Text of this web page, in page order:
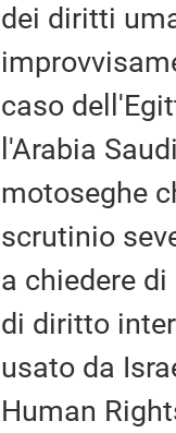
dei diritti
caso
l'Arabia
motoseghe
scrutinio
a chiedere
di diritto
usato da
Human